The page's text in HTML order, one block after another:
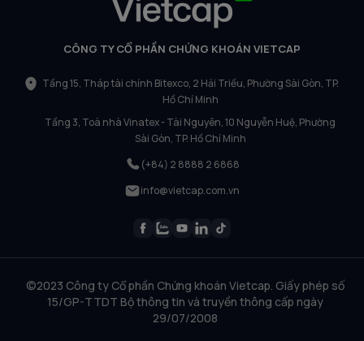
CÔNG TY CỔ PHẦN CHỨNG KHOÁN VIETCAP
Tầng 15, Tháp tài chính Bitexco, 2 Hải Triều, Phường Sài Gòn, TP.
Hồ Chí Minh
Tầng 3, Toà nhà Vinatex - Tài Nguyên, 10 Nguyễn Huệ, Phường
Sài Gòn, TP. Hồ Chí Minh
(+84) 2 8888 2 6868
info@vietcap.com.vn
©2023 Công ty Cổ phần Chứng khoán Vietcap. Giấy phép số
15/GP-TTDT Bộ thông tin và truyền thông cấp ngày
29/07/2008